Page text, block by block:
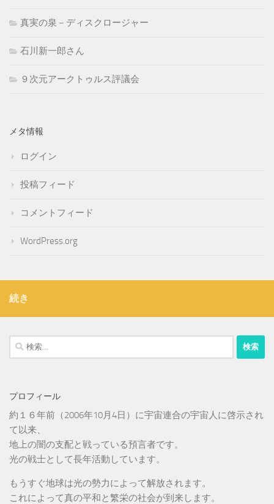
真実の泉－ディスクロージャー
石川新一郎さん
９次元アークトゥルス評議会
メタ情報
ログイン
投稿フィード
コメントフィード
WordPress.org
続き
検
索:
プロフィール
約１６年前（2006年10月4日）に宇宙連合の宇宙人に啓示され
て以来、
地上の闇の支配と戦っている預言者です。
光の戦士として長年活動しています。
もうすぐ地球は光の勢力によって解放されます。
これによって真の平和と繁栄の社会が到来します。